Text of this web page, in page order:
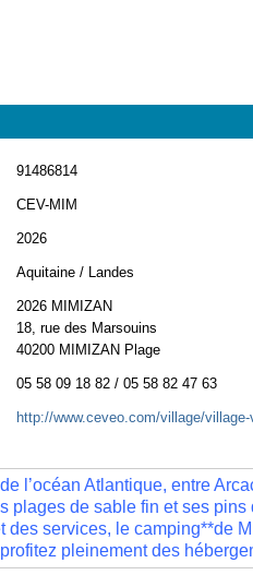
91486814
CEV-MIM
2026
Aquitaine / Landes
2026 MIMIZAN
18, rue des Marsouins
40200 MIMIZAN Plage
05 58 09 18 82 / 05 58 82 47 63
http://www.ceveo.com/village/
l’océan Atlantique, entre
plages de sable fin et ses
des services, le camping**de
pleinement des